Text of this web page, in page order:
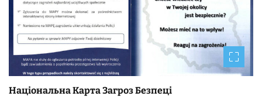
Національна Kapтa Загроз Безпеці